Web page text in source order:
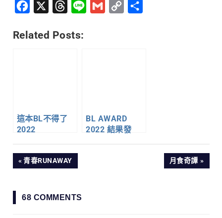
Facebook Threads
Line Gmail
Copy
Related Posts:
這本BL不得了
2022
BL AWARD
2022 結果發
文
導
PREVIOUS
青春RUNAWAY
NEXT
月食奇譚
68 COMMENTS